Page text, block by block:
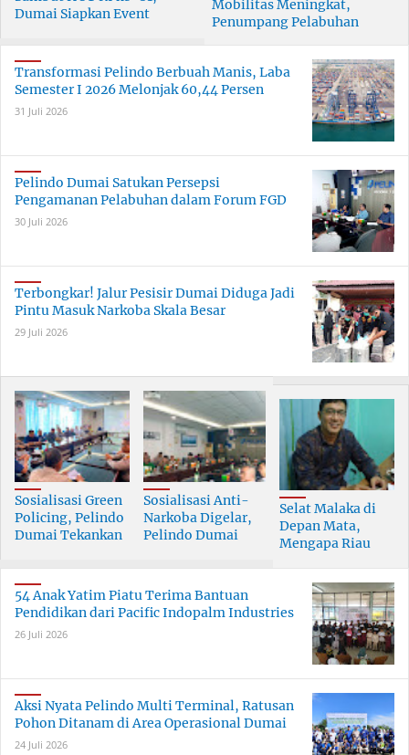
Dumai Siapkan Event
Mobilitas Meningkat,
Penumpang Pelabuhan
Transformasi Pelindo Berbuah Manis, Laba
Semester I 2026 Melonjak 60,44 Persen
31 Juli 2026
Pelindo Dumai Satukan Persepsi
Pengamanan Pelabuhan dalam Forum FGD
30 Juli 2026
Terbongkar! Jalur Pesisir Dumai Diduga Jadi
Pintu Masuk Narkoba Skala Besar
29 Juli 2026
Sosialisasi Green
Policing, Pelindo
Dumai Tekankan
Bersama
Sosialisasi Anti-
Narkoba Digelar,
Pelindo Dumai
Berkualitas
Selat Malaka di
Depan Mata,
Mengapa Riau
54 Anak Yatim Piatu Terima Bantuan
Pendidikan dari Pacific Indopalm Industries
26 Juli 2026
Aksi Nyata Pelindo Multi Terminal, Ratusan
Pohon Ditanam di Area Operasional Dumai
24 Juli 2026